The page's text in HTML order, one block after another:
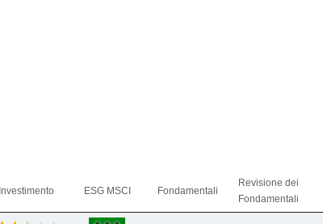
Investimento ESG MSCI Fondamentali
Revisione dei
Fondamentali